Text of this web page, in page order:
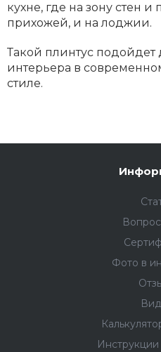
кухне, где на зону стен и
прихожей, и на лоджии.
Такой плинтус
интерьера в
стиле.
Фото в